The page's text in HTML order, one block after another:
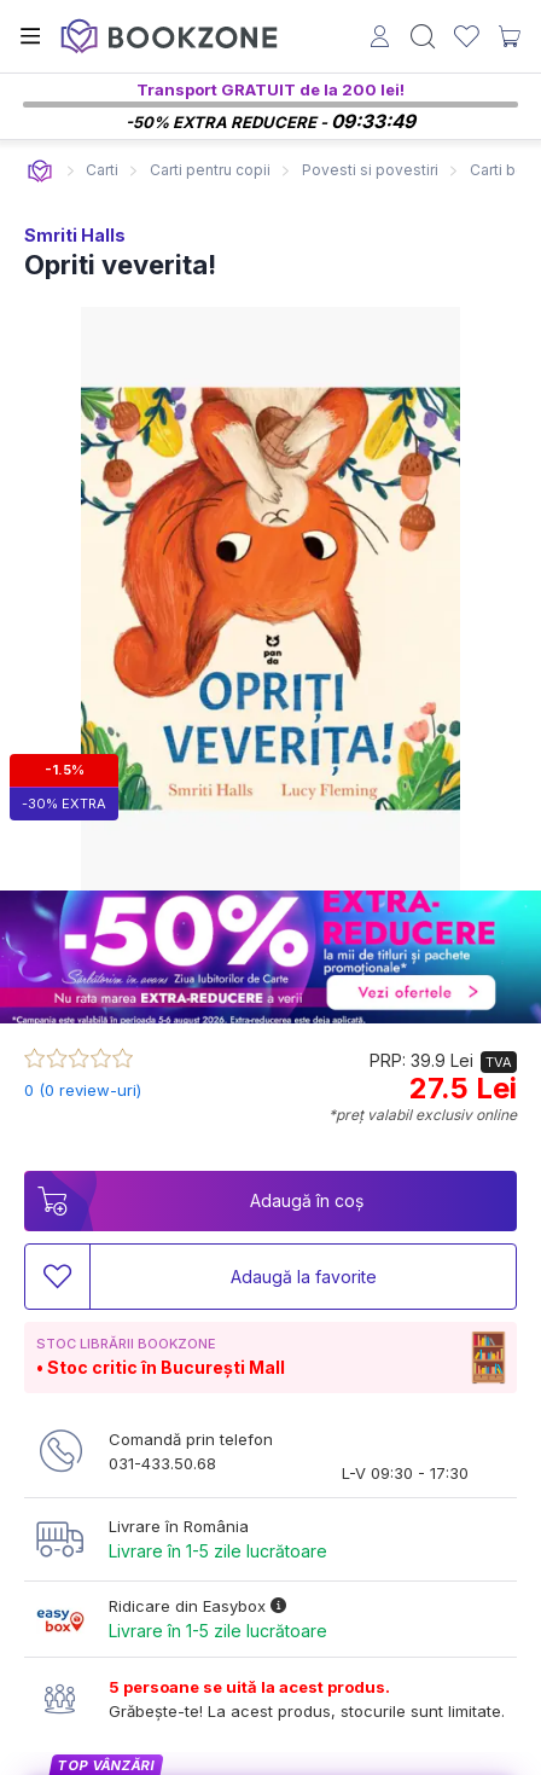
Transport GRATUIT de la 200 lei!
-50% EXTRA REDUCERE -09:33:48
Carti Carti pentru copii Povesti si povestiri Carti
Smriti Halls
Opriti veverita!
-1.5%
-30% EXTRA
0 (0 review-uri)
PRP: 39.9 Lei TVA
27.5 Lei
*preț valabil exclusiv online
Adaugă în coș
Adaugă la favorite
STOC LIBRĂRII BOOKZONE
Stoc critic în București Mall
Comandă prin telefon
031-433.50.68
L-V 09:30 - 17:30
Livrare în România
Livrare în 1-5 zile lucrătoare
Ridicare din Easybox
Livrare în 1-5 zile lucrătoare
5 persoane se uită la acest produs.
Grăbește-te! La acest produs, stocurile sunt limitate.
TOP VÂNZĂRI